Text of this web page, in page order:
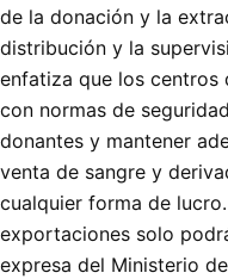
de la donación y la
distribución y la
enfatiza que los centros
con normas de
donantes y mantener
venta de sangre y
cualquier forma de
exportaciones solo
expresa del Ministerio